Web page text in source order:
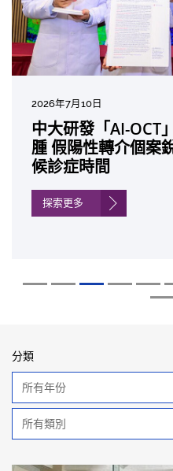
2026年8月5日
中大「環球醫學」
囊括12名文憑試滿
中大醫科續為尖子
七成
2026年7月27日
中大成立嶄新
動健康經濟分析及
2026年7月10日
中大研發「AI-OCT
腫 假陽性轉介個案
候診症時間
探索更多
2026年7月10日
中大黃秀娟教授獲
「光華工程科技獎
域唯一香港學者
探索更多
2026年7月7日
中大新設「香港中
許公開試狀元 鼓勵
世界 裝備21世紀妙
探索更多
2026年6月29日
中大全新一站式
傳統檢測中複雜基
工受孕流產及異常妊
探索更多
2026年6月22日
中大發現青光眼治
可恢復七成視力 有
法
探索更多
2026年6月17日
中大成功拆解肝癌
一種免疫細胞具「
細胞耐藥性
探索更多
2026年6月10日
中大與多名全球專
究 逾半晚期ALK陽
因特定基因異常而
「慢性病」 患者可
2026年6月5日
中大教授陳重娥獲
獎」 成為本港首名
研最高榮譽
探索更多
2026年6月2日
中大匯聚逾200位
保險如何推動全民
2026年5月19日
中大張源津醫生成
際泌尿科權威獎項
獎
探索更多
2026年5月14日
中大取得「從實驗
破 初步證實GLP-1
復情況
探索更多
分類
類
類